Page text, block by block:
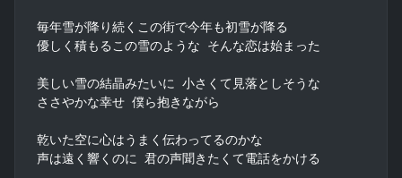
毎年雪が降り続くこの街で今年も初雪が降る
優しく積もるこの雪のような そんな恋は始まった
美しい雪の結晶みたいに 小さくて見落としそうな
ささやかな幸せ 僕ら抱きながら
乾いた空に心はうまく伝わってるのかな
声は遠く響くのに 君の声聞きたくて電話をかける